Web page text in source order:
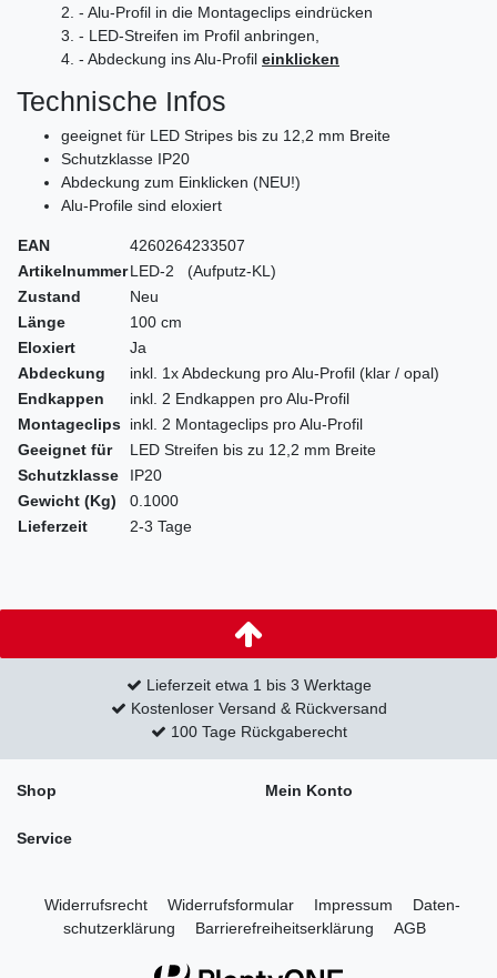
2. - Alu-Profil in die Montageclips eindrücken
3. - LED-Streifen im Profil anbringen,
4. - Abdeckung ins Alu-Profil einklicken
Technische Infos
geeignet für LED Stripes bis zu 12,2 mm Breite
Schutzklasse IP20
Abdeckung zum Einklicken (NEU!)
Alu-Profile sind eloxiert
EAN
4260264233507
ArtikelnummerLED-2 (Aufputz-KL)
Zustand
Neu
Länge
100 cm
Eloxiert
Ja
Abdeckung
inkl. 1x Abdeckung pro Alu-Profil (klar / opal)
Endkappen
inkl. 2 Endkappen pro Alu-Profil
Montageclips inkl. 2 Montageclips pro Alu-Profil
Geeignet für
LED Streifen bis zu 12,2 mm Breite
Schutzklasse
IP20
Gewicht (Kg)
0.1000
Lieferzeit
2-3 Tage
Lieferzeit etwa 1 bis 3 Werktage
Kostenloser Versand & Rückversand
100 Tage Rückgaberecht
Shop Mein Konto
Service
Widerrufs­recht Widerrufs­formular Impressum
Daten­
schutz­erklärung
Barrierefreiheitserklärung AGB